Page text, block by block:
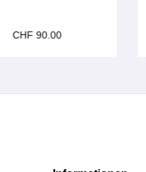
CHF 90.00